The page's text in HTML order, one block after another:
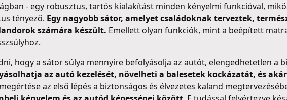
- egy robusztus, tartós kialakítást minden kényelmi funkcióval,
tényező. Egy nagyobb sátor, amelyet családoknak terveztek,
számára készült. Emellett olyan funkciók, mint a beépített
hogy a sátor súlya mennyire befolyásolja az autót, elengedhetetlen a
az autó kezelését, növelheti a balesetek kockázatát, és
az első lépés a biztonságos és élvezetes kaland